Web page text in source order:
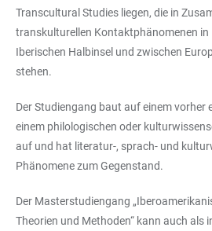
Transcultural Studies liegen, die in
transkulturellen Kontaktphänomenen in
Iberischen Halbinsel und zwischen
stehen.
Der Studiengang baut auf einem vorher
einem philologischen oder
auf und hat literatur-, sprach- und
Phänomene zum Gegenstand.
Der Masterstudiengang
Theorien und Methoden“ kann auch als